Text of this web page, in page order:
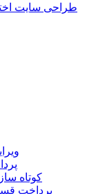
طراحی سایت
کوتاه
پرداخت